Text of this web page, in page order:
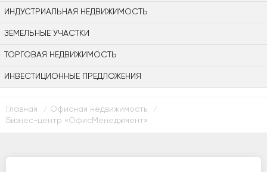
ИНДУСТРИАЛЬНАЯ НЕДВИЖИМОСТЬ
ЗЕМЕЛЬНЫЕ УЧАСТКИ
ТОРГОВАЯ НЕДВИЖИМОСТЬ
ИНВЕСТИЦИОННЫЕ ПРЕДЛОЖЕНИЯ
Главная / Офисная недвижимость /
Бизнес-центр «ОфисМенеджмент»